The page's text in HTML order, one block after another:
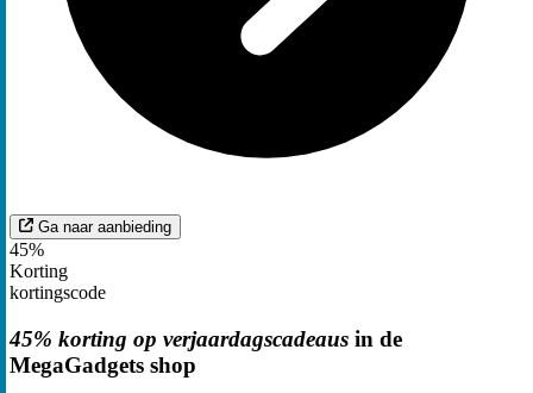
Ga naar aanbieding
45%
Korting
kortingscode
45% korting op verjaardagscadeaus in de
MegaGadgets shop